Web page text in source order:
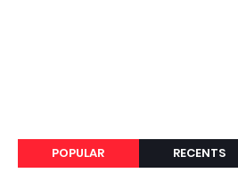
POPULAR RECENTS